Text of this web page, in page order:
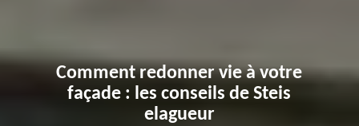
Comment redonner vie à votre
façade : les conseils de Steis
elagueur